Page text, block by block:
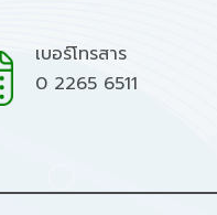
เบอร์โทรสาร
0 2265 6511